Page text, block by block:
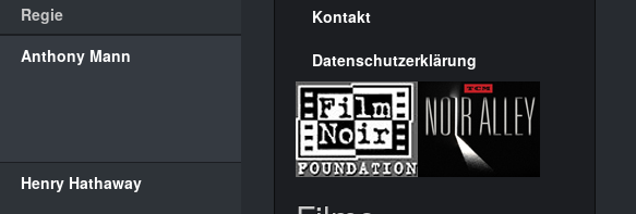
Regie
Anthony Mann
Henry Hathaway
Kontakt
Datenschutzerklärung